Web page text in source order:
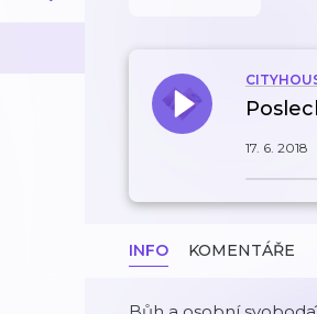
17. 6. 2018
INFO KOMENTÁŘE